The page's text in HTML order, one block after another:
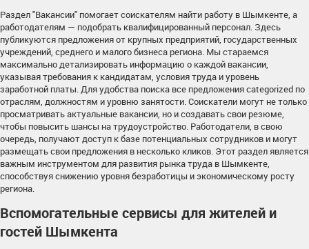
Раздел "Вакансии" помогает соискателям найти работу в Шымкенте, а
работодателям — подобрать квалифицированный персонал. Здесь
публикуются предложения от крупных предприятий, государственных
учреждений, среднего и малого бизнеса региона. Мы стараемся
максимально детализировать информацию о каждой вакансии,
указывая требования к кандидатам, условия труда и уровень
заработной платы. Для удобства поиска все предложения categorized по
отраслям, должностям и уровню занятости. Соискатели могут не только
просматривать актуальные вакансии, но и создавать свои резюме,
чтобы повысить шансы на трудоустройство. Работодатели, в свою
очередь, получают доступ к базе потенциальных сотрудников и могут
размещать свои предложения в несколько кликов. Этот раздел является
важным инструментом для развития рынка труда в Шымкенте,
способствуя снижению уровня безработицы и экономическому росту
региона.
Вспомогательные сервисы для жителей и
гостей Шымкента